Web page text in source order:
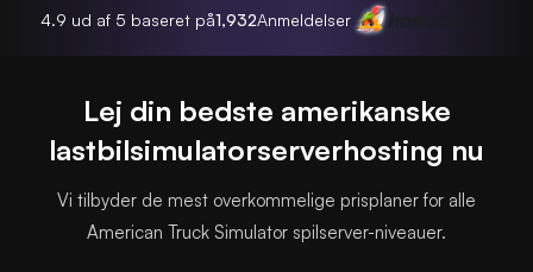
4.9 ud af 5 baseret på1,932Anmeldelser
Lej din bedste amerikanske
lastbilsimulatorserverhosting nu
Vi tilbyder de mest overkommelige prisplaner for alle
American Truck Simulator spilserver-niveauer.